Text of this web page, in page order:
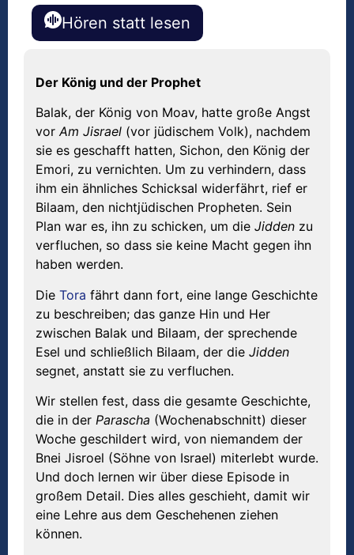
Hören statt lesen
Der König und der Prophet
Balak, der König von Moav, hatte große Angst
vorAm Jisrael (vor jüdischem Volk), nachdem
sie es geschafft hatten, Sichon, den König der
Emori, zu vernichten. Um zu verhindern, dass
ihm ein ähnliches Schicksal widerfährt, rief er
Bilaam, den nichtjüdischen Propheten. Sein
Plan war es, ihn zu schicken, um die Jidden zu
verfluchen, so dass sie keine Macht gegen ihn
haben werden.
Die Tora fährt dann fort, eine lange Geschichte
zu beschreiben; das ganze Hin und Her
zwischen Balak und Bilaam, der sprechende
Esel und schließlich Bilaam, der die Jidden
segnet, anstatt sie zu verfluchen.
Wir stellen fest, dass die gesamte Geschichte,
die in der Parascha (Wochenabschnitt) dieser
Woche geschildert wird, von niemandem der
Bnei Jisroel (Söhne von Israel) miterlebt wurde.
Und doch lernen wir über diese Episode in
großem Detail. Dies alles geschieht, damit wir
eine Lehre aus dem Geschehenen ziehen
können.